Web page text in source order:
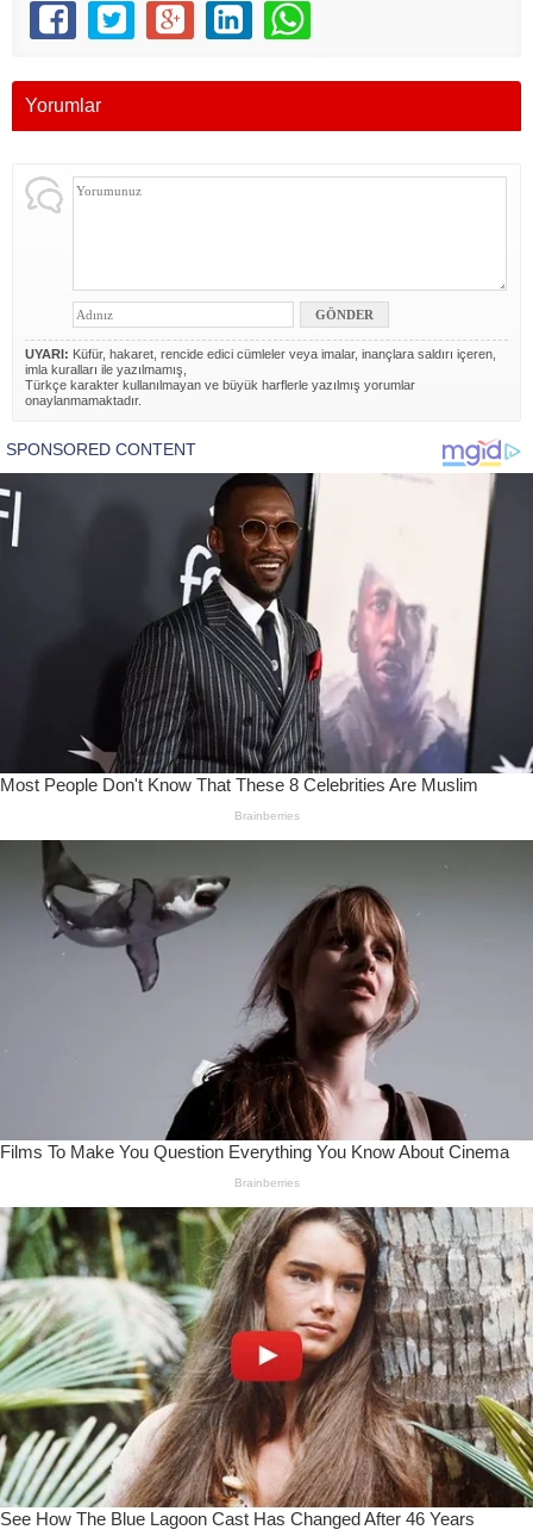
Yorumlar
UYARI: Küfür, hakaret, rencide edici cümleler veya imalar, inançlara saldırı içeren,
imla kuralları ile yazılmamış,
Türkçe karakter kullanılmayan ve büyük harflerle yazılmış yorumlar
onaylanmamaktadır.